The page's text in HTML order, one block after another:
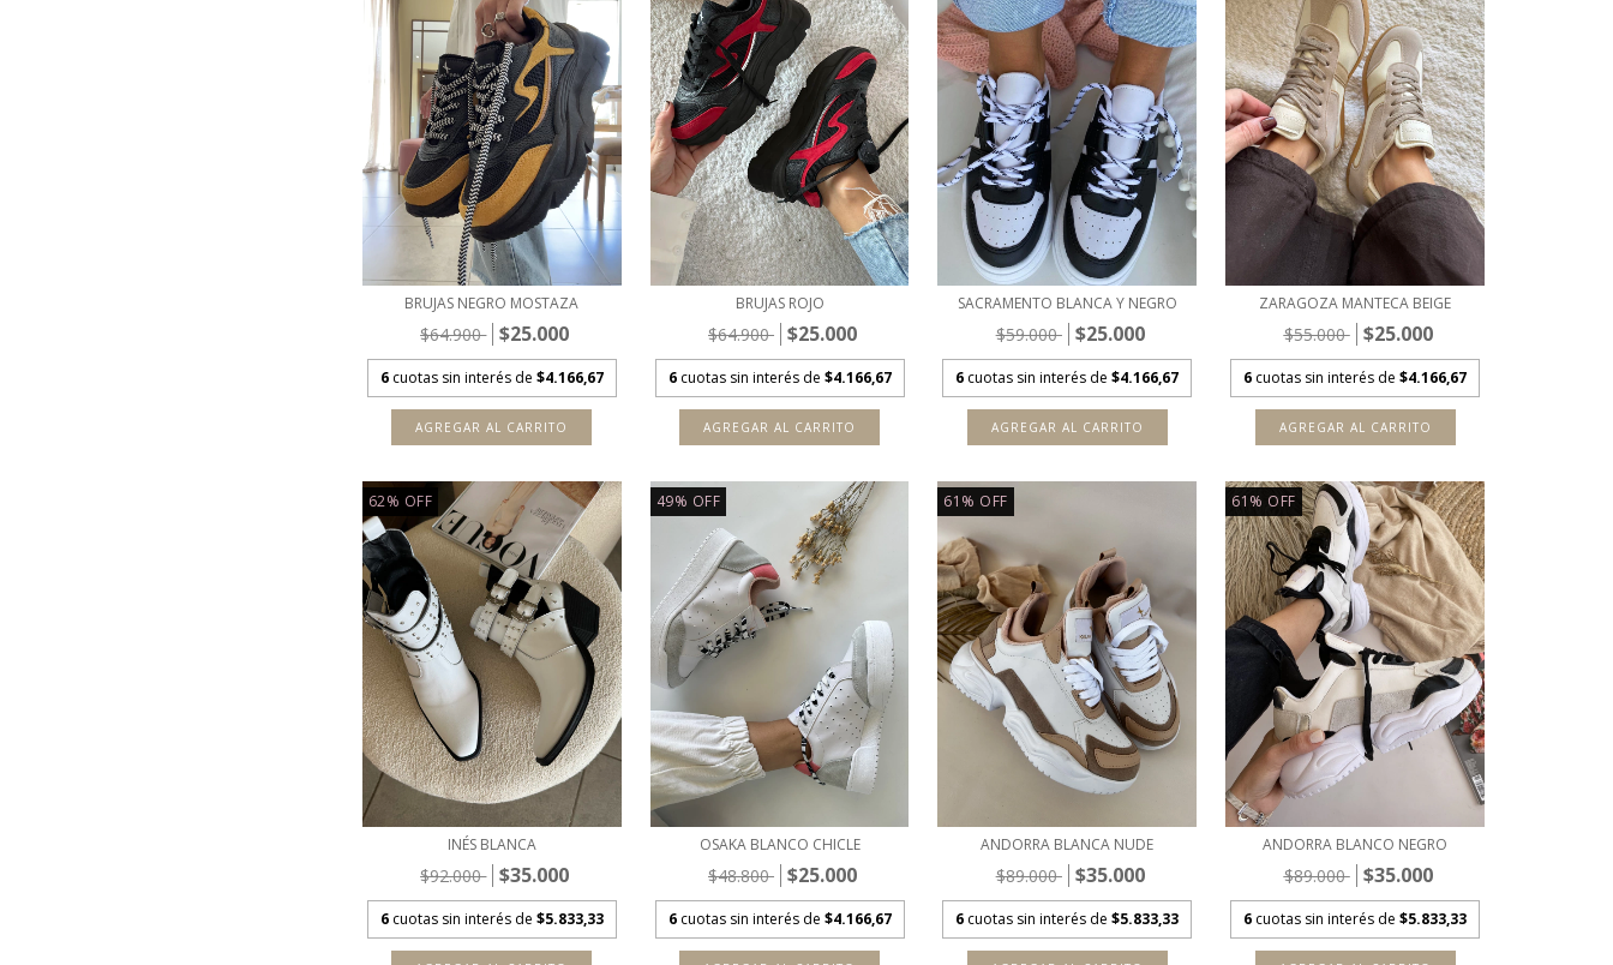
BRUJAS NEGRO MOSTAZA
$64.900 $25.000
6 cuotas sin interés de $4.166,67
AGREGAR AL CARRITO
BRUJAS ROJO
$64.900 $25.000
6 cuotas sin interés de $4.166,67
AGREGAR AL CARRITO
SACRAMENTO BLANCA Y NEGRO
$59.000 $25.000
6 cuotas sin interés de$4.166,67
AGREGAR AL CARRITO
ZARAGOZA MANTECA BEIGE
$55.000 $25.000
6 cuotas sin interés de$4.166,67
AGREGAR AL CARRITO
62% OFF
INÉS BLANCA
$92.000 $35.000
6 cuotas sin interés de $5.833,33
49% OFF
OSAKA BLANCO CHICLE
$48.800 $25.000
6 cuotas sin interés de $4.166,67
61 % OFF
ANDORRA BLANCA NUDE
$89.000 $35.000
6 cuotas sin interés de$5.833,33
61 % OFF
ANDORRA BLANCO NEGRO
$89.000 $35.000
6 cuotas sin interés de$5.833,33